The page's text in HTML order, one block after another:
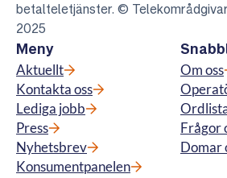
betalteletjänster. ©
2025
Meny
Aktuellt
Kontakta oss
Lediga jobb
Press
Nyhetsbrev
Konsumentpanelen
Om oss
Frågor
Domar